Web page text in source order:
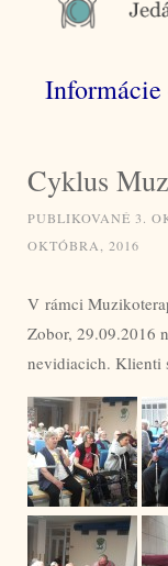
Informácie
Cyklus
PUBLIKOVANÉ 3.
OKTÓBRA, 2016
V rámci
Zobor, 29.09.2016
nevidiacich. Klienti